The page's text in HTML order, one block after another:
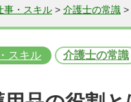
事・スキル > 介護士の常識 >
スキル 介護士の常識